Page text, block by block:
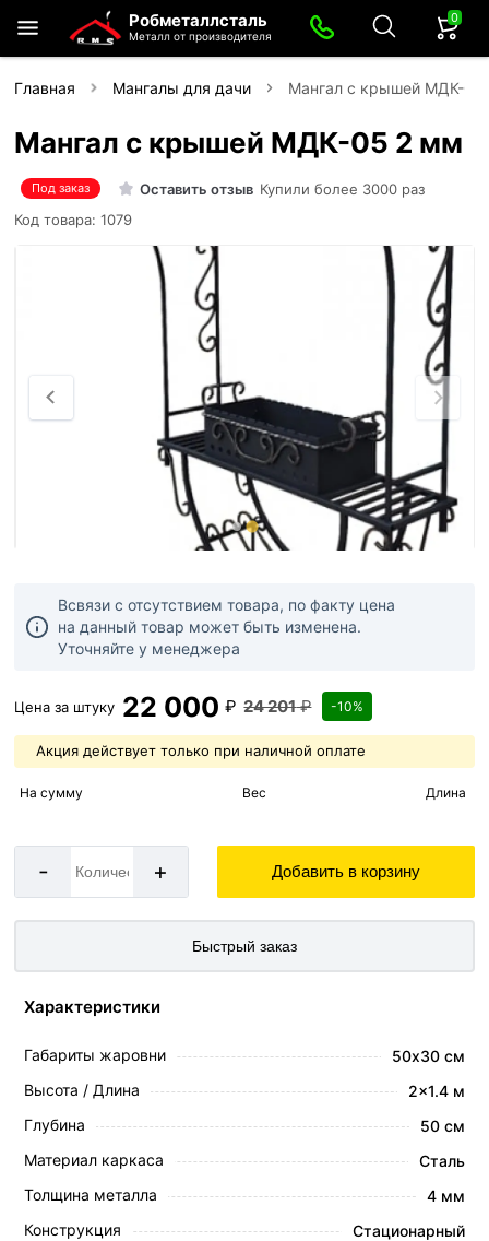
Робметаллсталь
Металл от производителя
0
Главная Мангалы для дачи Мангал с крышей МДК-
Мангал с крышей МДК-05 2 мм
Под заказ Оставить отзыв Купили более 3000 раз
Код товара: 1079
Всвязи с отсутствием товара, по факту цена
на данный товар может быть изменена.
Уточняйте у менеджера
Цена за штуку 22 000 ₽ 24 201₽ -10%
Акция действует только при наличной оплате
На сумму Вес Длина
- + Добавить в корзину
Быстрый заказ
Характеристики
Габариты жаровни
50х30 см
Высота / Длина
2x1.4 м
Глубина
50 см
Материал каркаса
Сталь
Толщина металла
4 мм
Конструкция
Стационарный